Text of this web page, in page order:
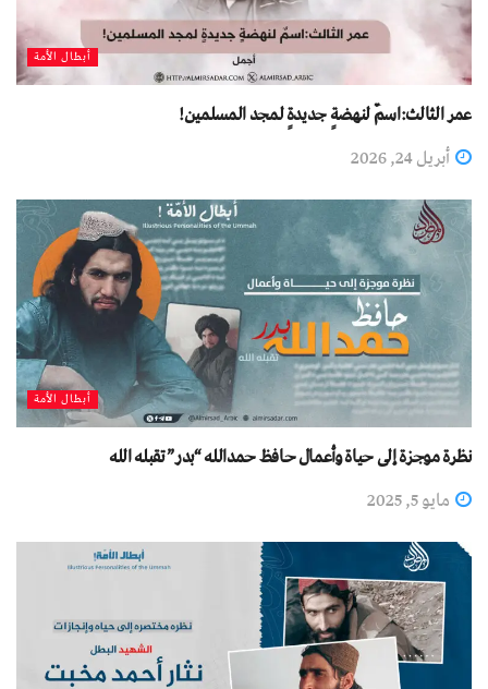
أبطال الأمة
عمر الثالث:اسمٌ لنهضةٍ جديدةٍ لمجد المسلمين!
أبريل 24, 2026
أبطال الأمة
نظرة موجزة إلى حياة وأعمال حافظ حمدالله “بدر” تقبله الله
مايو 5, 2025